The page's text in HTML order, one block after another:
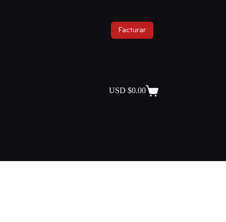
Facturar
USD $0.00